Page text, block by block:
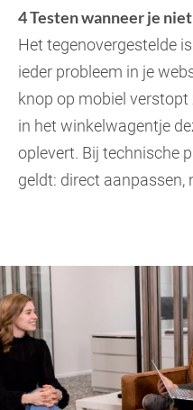
4 Testen wanneer je
Het tegenovergestelde
ieder probleem in je
knop op mobiel
in het winkelwagentje
oplevert. Bij technische
geldt: direct aanpassen,